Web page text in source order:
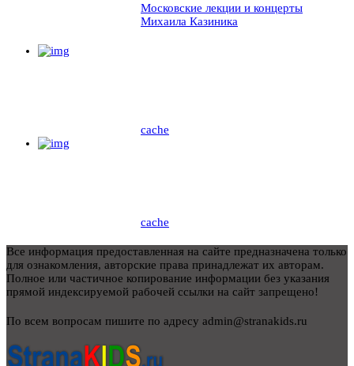
Московские лекции и концерты
Михаила Казиника
cache
cache
Все информация предоставленная на сайте предназначена только
для ознакомления, авторские права принадлежат их авторам.
Полное или частичное копирование информации без указания
прямой индексируемой рабочей ссылки на сайт запрещено!
По всем вопросам пишите по адресу admin@stranakids.ru